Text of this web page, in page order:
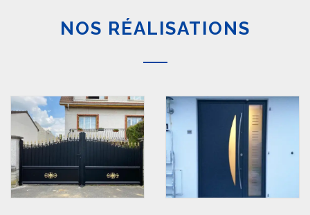
NOS RÉALISATIONS